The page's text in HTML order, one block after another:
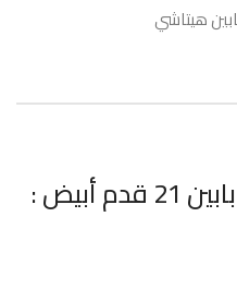
هيتاشي
: